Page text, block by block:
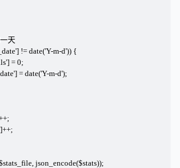
一天
!= date('Y-m-d')) {
= 0;
= date('Y-m-d');
json_encode($stats));